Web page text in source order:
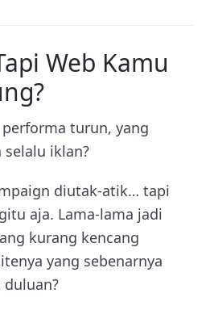
Web Kamu
turun, yang
iklan?
diutak-atik… tapi
aja. Lama-lama jadi
kurang kencang
yang sebenarnya
duluan?